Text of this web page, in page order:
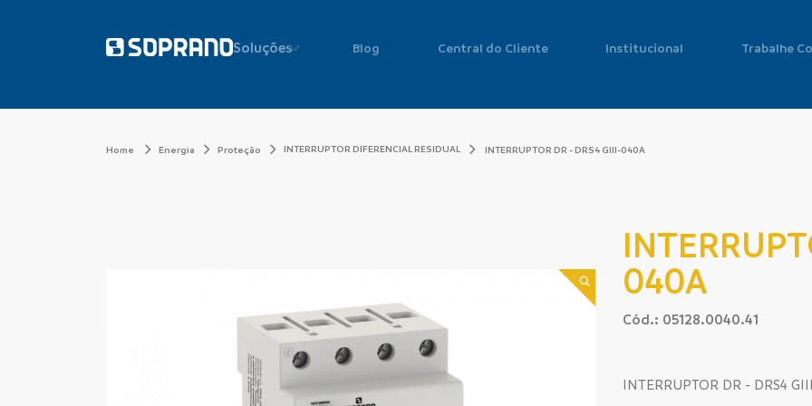
Soluções Blog Central do Cliente Institucional Trabalhe
Home Energia Proteção INTERRUPTOR DIFERENCIAL RESIDUAL INTERRUPTOR DR - DRS4 GIII-040A
040A
Cód.: 05128.0040.41
INTERRUPTOR DR - DRS4